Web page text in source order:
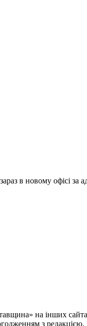
в новому офісі
на інших
з редакцією.